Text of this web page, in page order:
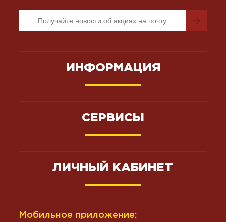
ИНФОРМАЦИЯ
СЕРВИСЫ
ЛИЧНЫЙ КАБИНЕТ
Мобильное приложение: